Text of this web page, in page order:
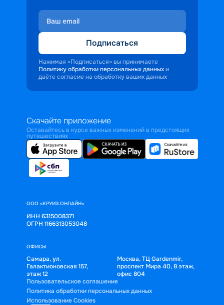
Подписаться
Нажимая «Подписаться» вы принимаете
Политику обработки персональных данных и
даёте согласие на обработку ваших данных
Скачайте приложение
Оставайтесь в курсе важных изменений в предстоящих
путешествиях
ООО «КРУИЗ.ОНЛАЙН»
ИНН 6315008371
ОГРН 1166313053048
ОФИСЫ
Самара, ул.
Галактионовская 157,
этаж 12
Москва, ТЦ Gardenmir,
проспект Мира 40, 8 этаж,
офис 804
Пользовательское соглашение
Политика обработки персональных данных
Использование Cookies